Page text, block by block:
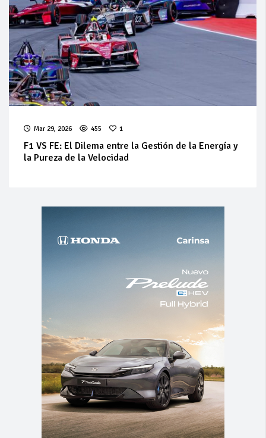
Mar 29, 2026 455 1
F1 VS FE: El Dilema entre la Gestión de la Energía y
la Pureza de la Velocidad